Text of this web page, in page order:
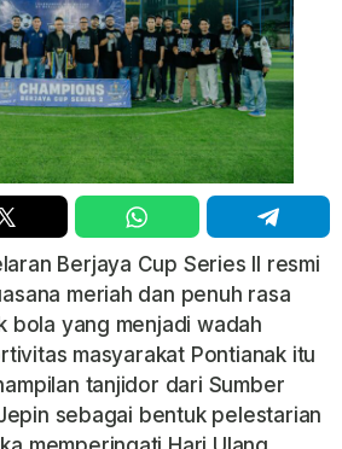
Berjaya Cup Series II resmi
meriah dan penuh rasa
bola yang menjadi wadah
masyarakat Pontianak itu
tanjidor dari Sumber
sebagai bentuk pelestarian